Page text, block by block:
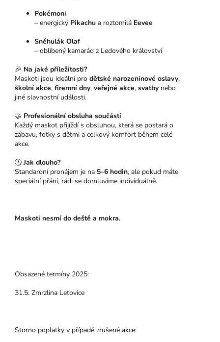
Pokémoni
– energický Pikachu a roztomilá Eevee
Sněhulák Olaf
– oblíbený kamarád z Ledového království
🎉 Na jaké příležitosti?
Maskoti jsou ideální pro dětské narozeninové oslavy,
školní akce, firemní dny, veřejné akce, svatby nebo
jiné slavnostní události.
🤝 Profesionální obsluha součástí
Každý maskot přijíždí s obsluhou, která se postará o
zábavu, fotky s dětmi a celkový komfort během celé
akce.
🕐Jak dlouho?
Standardní pronájem je na 5–6 hodin, ale pokud máte
speciální přání, rádi se domluvíme individuálně.
Maskoti nesmí do deště a mokra.
Obsazené termíny 2025:
31.5. Zmrzlina Letovice
Storno poplatky v případě zrušené akce: